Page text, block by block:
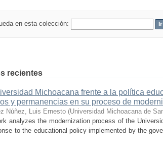
en esta colección:
recientes
Michoacana frente a la política
y permanencias en su proceso de
Núñez, Luis Ernesto (Universidad Michoacana de
analyzes the modernization process of the
to the educational policy implemented by the